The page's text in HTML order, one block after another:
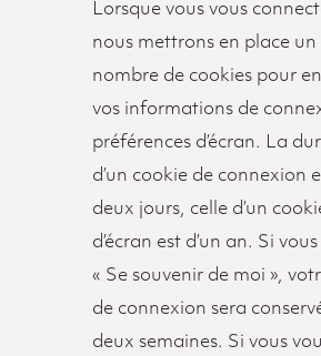
Lorsque vous vous
nous mettrons en place un
nombre de cookies pour
vos informations de
préférences d’écran. La
d’un cookie de connexion
deux jours, celle d’un
d’écran est d’un an. Si
« Se souvenir de moi »,
de connexion sera
deux semaines. Si vous